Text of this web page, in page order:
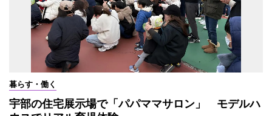
暮らす・働く
宇部の住宅展示場で「パパママサロン」 モデルハ